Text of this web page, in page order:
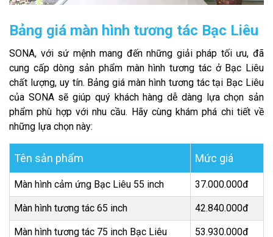
Bảng giá màn hình tương tác Bạc Liêu
SONA, với sứ mệnh mang đến những giải pháp tối ưu, đã
cung cấp dòng sản phẩm màn hình tương tác ở Bạc Liêu
chất lượng, uy tín. Bảng giá màn hình tương tác tại Bạc Liêu
của SONA sẽ giúp quý khách hàng dễ dàng lựa chọn sản
phẩm phù hợp với nhu cầu. Hãy cùng khám phá chi tiết về
những lựa chọn này:
Tên sản phẩm Mức giá
Màn hình cảm ứng Bạc Liêu 55 inch 37.000.000đ
Màn hình tương tác 65 inch 42.840.000đ
Màn hình tương tác 75 inch Bạc Liêu 53.930.000đ